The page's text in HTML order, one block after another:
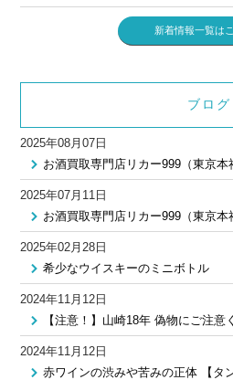
新着情報一覧は
ブログ
2025年08月07日
お酒買取専門店リカー999（東京本
2025年07月11日
お酒買取専門店リカー999（東京本
2025年02月28日
希少なウイスキーのミニボトル
2024年11月12日
【注意！】山崎18年 偽物にご注意
2024年11月12日
赤ワインの渋みや苦みの正体 【タ